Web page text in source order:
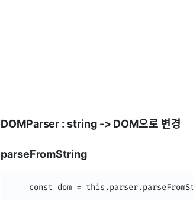
DOMParser : string -> DOM으로 변경
parseFromString